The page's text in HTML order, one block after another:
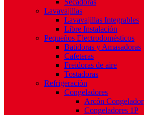
Secadoras
Lavavajillas
Lavavajillas Integrables
Libre Instalación
Pequeños Electrodomésticos
Batidoras y Amasadoras
Cafeteras
Freidoras de aire
Tostadoras
Refrigeración
Congeladores
Arcón Congelador
Congeladores 1P